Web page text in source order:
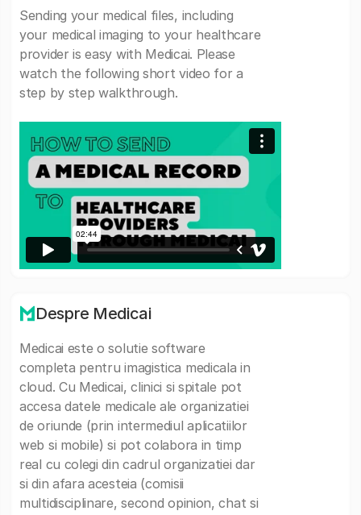
Sending your medical files, including
your medical imaging to your healthcare
provider is easy with Medicai. Please
watch the following short video for a
step by step walkthrough.
Despre Medicai
Medicai este o solutie software
completa pentru imagistica medicala in
cloud. Cu Medicai, clinici si spitale pot
accesa datele medicale ale organizatiei
de oriunde (prin intermediul aplicatiilor
web si mobile) si pot colabora in timp
real cu colegi din cadrul organizatiei dar
si din afara acesteia (comisii
multidisciplinare, second opinion, chat si